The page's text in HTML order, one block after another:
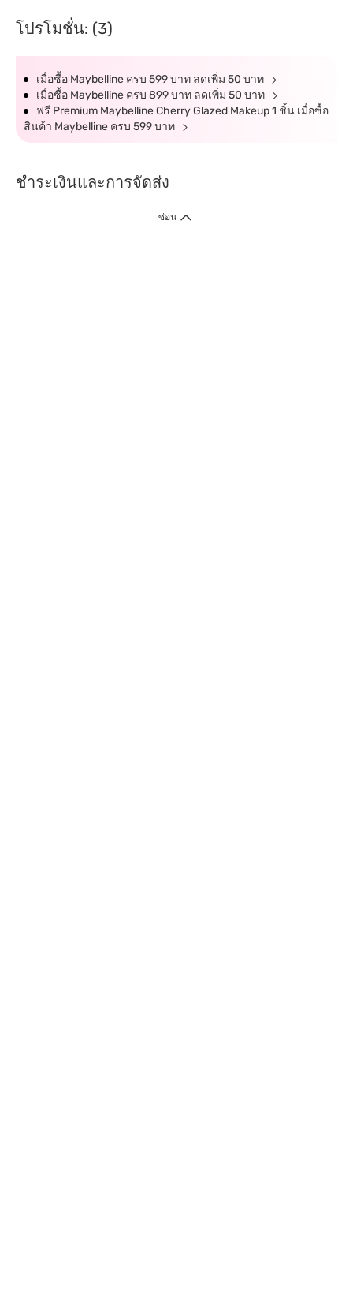
โปรโมชั่น: (3)
เมื่อซื้อ Maybelline ครบ 599 บาท ลดเพิ่ม 50 บาท
เมื่อซื้อ Maybelline ครบ 899 บาท ลดเพิ่ม 50 บาท
ฟรี Premium Maybelline Cherry Glazed Makeup 1 ชิ้น เมื่อซื้อ
สินค้า Maybelline ครบ 599 บาท
ชำระเงินและการจัดส่ง
ซ่อน